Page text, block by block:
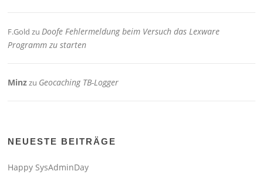
F.Gold zuDoofe Fehlermeldung beim Versuch das Lexware
Programm zu starten
Minzzu Geocaching TB-Logger
NEUESTE BEITRÄGE
Happy SysAdminDay